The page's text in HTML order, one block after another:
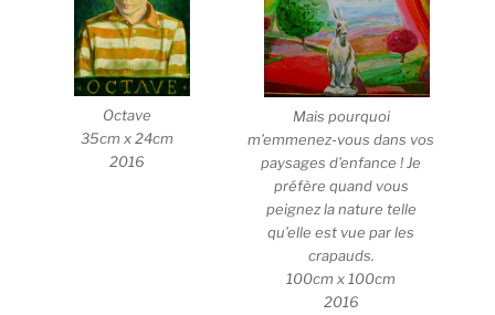
Octave
35cm x 24cm
2016
Mais pourquoi
m’emmenez-vous dans vos
paysages d’enfance ! Je
préfère quand vous
peignez la nature telle
qu’elle est vue par les
crapauds.
100cm x 100cm
2016